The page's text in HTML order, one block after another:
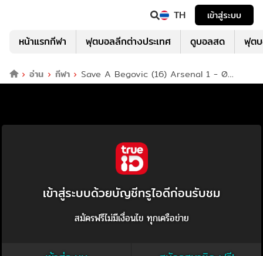
TH เข้าสู่ระบบ
หน้าแรกกีฬา ฟุตบอลลีกต่างประเทศ ดูบอลสด ฟุต
อ่าน กีฬา
Save A Begovic (16) Arsenal 1 - 0
Bournemouth
เข้าสู่ระบบด้วยบัญชีทรูไอดีก่อนรับชม
สมัครฟรีไม่มีเงื่อนไข ทุกเครือข่าย